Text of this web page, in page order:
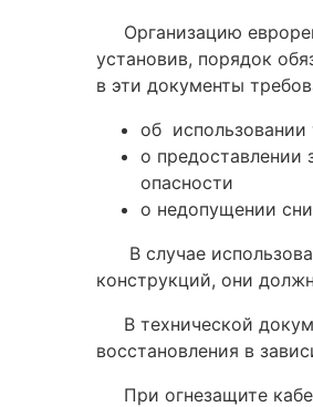
Организацию
установив, порядок
в эти документы
об
о предоставлении
опасности
о недопущении
В случае
конструкций, они
В технической
восстановления в
При огнезащите